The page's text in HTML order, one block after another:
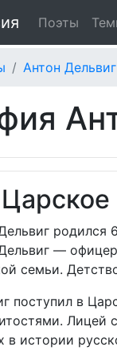
Поэты
Антон Дельвиг
родился
—
семьи.
поступил в
Лицей
в истории